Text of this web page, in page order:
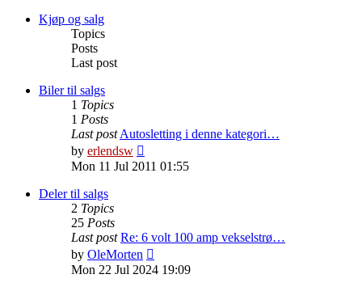
Kjøp og salg
Topics
Posts
Last post
Biler til salgs
1 Topics
1 Posts
Last postAutosletting i denne kategori…
by erlendsw
the
Mon 11 Jul 2011 01:55
Deler til salgs
2 Topics
25 Posts
Last post Re: 6 volt 100 amp vekselstrø…
by OleMorten
the
Mon 22 Jul 2024 19:09